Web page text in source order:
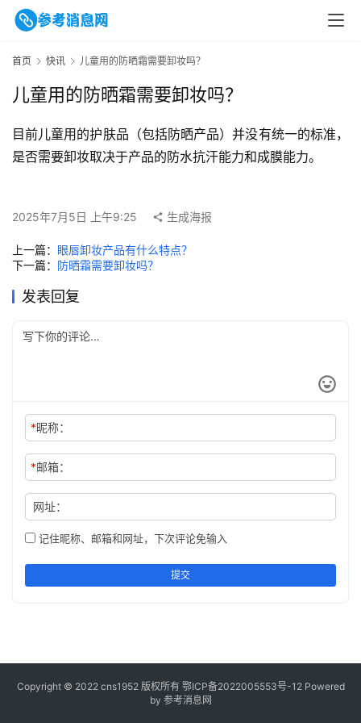
首
章
分
类
专
快
讯
更
多
页
首页 快讯 儿童用的防晒霜需要卸妆吗？
儿童用的防晒霜需要卸妆吗？
目前儿童用的护肤品（包括防晒产品）并没有统一的标准，
是否需要卸妆取决于产品的防水抗汗能力和成膜能力。
2025年7月5日 上午9:25 生成海报
上一篇： 眼唇卸妆产品有什么特点？
下一篇： 防晒霜需要卸妆吗？
发表回复
*昵称：
*邮箱：
网址：
记住昵称、邮箱和网址，下次评论免输入
提交
Copyright © 2022 cns1952 版权所有 鄂ICP备2022005553号-12Powered
by 参考消息网